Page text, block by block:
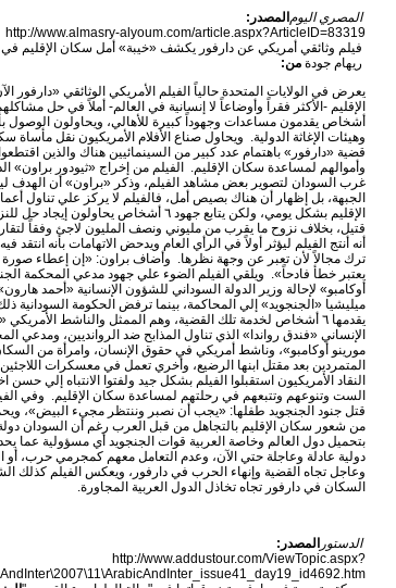
المصدر: المصري اليوم
http://www.almasry-alyoum.com/article.aspx?ArticleID=83319
فيلم وثائقي أمريكي عن دارفور يكشف «خيبة» أمل سكان الإقليم
من: ريهام جودة
يعرض في الولايات المتحدة حالياً الفيلم الأمريكي الوثائقي «دارفور
أشخاص يقدمون مساعدات وجهوداً كبيرة للأهالي، ويحاولون الوصول
وهيئات الإغاثة الدولية. ويحاول صناع الأفلام الأمريكيون نقل
قضية «دارفور» باهتمام عدد كبير من السينمائيين هناك والذين
غرب السودان لتصوير بعض مشاهد الفيلم، وذكر «براون» أن
الجبهة، بل إظهار أن هناك بصيص أمل، فالفيلم لا يركز علي تناول
قتيل، بخلاف نزوح ما يقرب من مليوني ونصف المليون لاجئ وفقاً
أنه أنتج الفيلم ليؤثر أولاً في الرأي العام ويدحض الاتهامات بأنه انتقد
ترك مجالاً لأن تعبر عن وجهة نظرها. وأضاف براون: «إن إعطاء
يعتبر خطأ فادحاً». ويلقي الفيلم الضوء علي جهود مدعي المحكمة
أوكامبو» لإحالة وزير الدولة السوداني للشؤون الإنسانية «أحمد
ميليشيا «الجنجويد» إلي المحاكمة، بينما ترفض الحكومة السودانية
يقدمها ٦ أشخاص لخدمة تلك القضية، وهم الممثل والناشط
الإنساني «فندق رواندا» الذي تناول المذابح ضد الروانديين، ومدعي
مورينو أوكامبو»، وناشط أمريكي في حقوق الإنسان، وامرأة من
المتمردين بعد مقتل ابنها الرضيع، وأخري تعمل في معسكرات
النقاد الأمريكيون استقبلوا الفيلم بشكل جيد ولفتوا الانتباه إلي
الست وتنوعهم وتتبعهم في رحلتهم لمساعدة سكان الإقليم. وفي
قتل جنود الجنجويد طفلها: «يجب أن نصبر وننتظر مجيء البيض»،
من شعور سكان الإقليم بالتجاهل من قبل العرب رغم أن السودان
بتحميل دول العالم وخاصة العربية قوات الجنجويد أي مسؤولية
دولية عادلة وعاجلة حتي الآن، وعدم التعامل معهم كمجرمي حرب،
وعاجل تجاه القضية وإنهاء الحرب في دارفور، ويعكس الفيلم كذلك
السكان في دارفور تجاه تخاذل الدول العربية المجاورة.
المصدر: الدستور
http://www.addustour.com/ViewTopic.aspx?